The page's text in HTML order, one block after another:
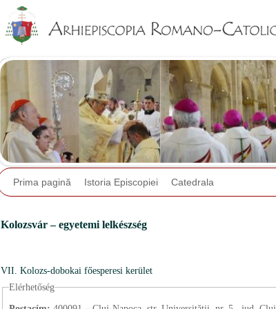
Prima pagină Istoria Episcopiei Catedrala
Kolozsvár – egyetemi lelkészség
VII. Kolozs-dobokai főesperesi kerület
Elérhetőség